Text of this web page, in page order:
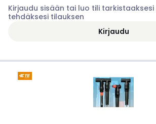
Kirjaudu sisään tai luo tili tarkistaaksesi
tehdäksesi tilauksen
Kirjaudu